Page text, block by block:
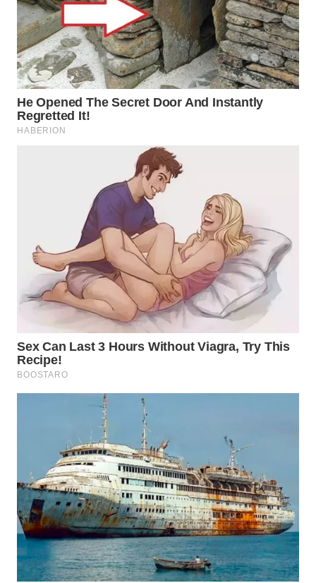
WN DELI
SERDANG
WN
TEBING
TINGGI
WN
BEKASI
WN
BOGOR
WN
DEPOK
WN
WN
SAMOSIR
WN
PADANG
LAWAS